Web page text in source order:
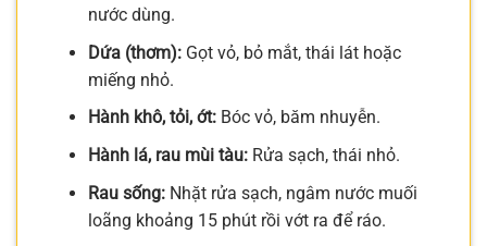
nước dùng.
Dứa (thơm):Gọt vỏ, bỏ mắt, thái lát hoặc
miếng nhỏ.
Hành khô, tỏi, ớt:Bóc vỏ, băm nhuyễn.
Hành lá, rau mùi tàu:Rửa sạch, thái nhỏ.
Rau sống:Nhặt rửa sạch, ngâm nước muối
loãng khoảng 15 phút rồi vớt ra để ráo.